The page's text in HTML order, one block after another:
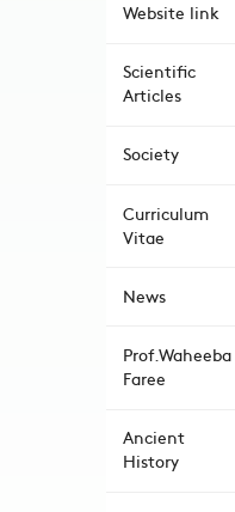
Website link
Scientific
Articles
Society
Curriculum
Vitae
News
Prof.Waheeba
Faree
Ancient
History